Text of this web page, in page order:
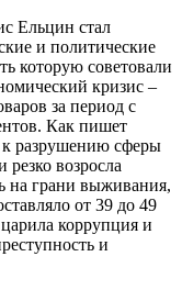
Ельцин стал
и политические
которую советовали
кризис –
за период с
Как пишет
к разрушению сферы
возросла
на грани выживания,
от 39 до 49
коррупция и
и